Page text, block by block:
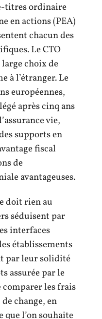
titres ordinaire
en actions (PEA)
chacun des
Le CTO
large choix de
à l’étranger. Le
européennes,
après cinq ans
vie,
supports en
fiscal
de
avantageuses.
doit rien au
séduisent par
interfaces
établissements
par leur solidité
assurée par le
comparer les frais
change, en
l’on souhaite